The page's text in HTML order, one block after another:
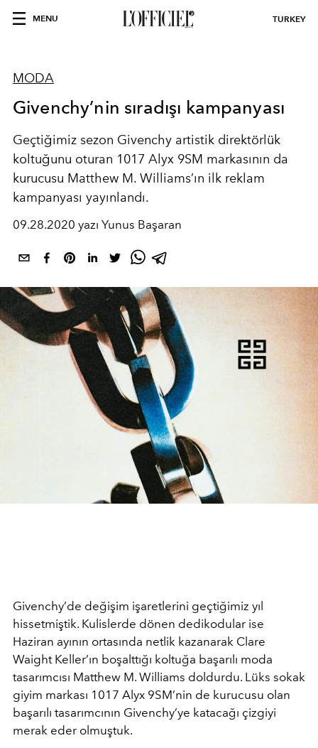
MENU TURKEY
MODA
Givenchy’nin sıradışı kampanyası
Geçtiğimiz sezon Givenchy artistik direktörlük
koltuğunu oturan 1017 Alyx 9SM markasının da
kurucusu Matthew M. Williams’ın ilk reklam
kampanyası yayınlandı.
09.28.2020 yazı Yunus Başaran
Givenchy’de değişim işaretlerini geçtiğimiz yıl
hissetmiştik. Kulislerde dönen dedikodular ise
Haziran ayının ortasında netlik kazanarak Clare
Waight Keller’ın boşalttığı koltuğa başarılı moda
tasarımcısı Matthew M. Williams doldurdu. Lüks sokak
giyim markası 1017 Alyx 9SM’nin de kurucusu olan
başarılı tasarımcının Givenchy’ye katacağı çizgiyi
merak eder olmuştuk.